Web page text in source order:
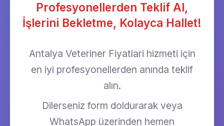
Profesyonellerden Teklif Al,
İşlerini Bekletme, Kolayca Hallet!
Antalya Veteriner Fiyatlari hizmeti için
en iyi profesyonellerden anında teklif
alın.
Dilerseniz form doldurarak veya
WhatsApp üzerinden hemen